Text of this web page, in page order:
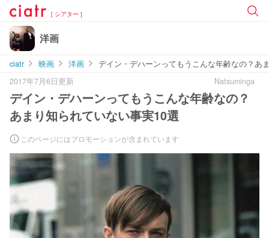
[ シアター ]
洋画
ciatr 映画 洋画
デイン・デハーンってもうこんな年齢なの？あ
2017年7月6日更新
Natsuminga
デイン・デハーンってもうこんな年齢なの？
あまり知られていない事実10選
このページにはプロモーションが含まれています